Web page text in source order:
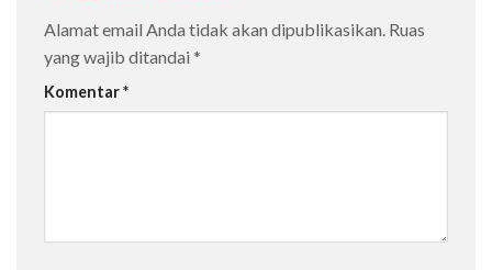
Alamat email Anda tidak akan dipublikasikan. Ruas
yang wajib ditandai *
Komentar*